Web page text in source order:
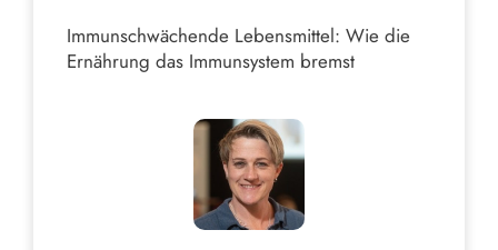
Immunschwächende Lebensmittel: Wie die
Ernährung das Immunsystem bremst